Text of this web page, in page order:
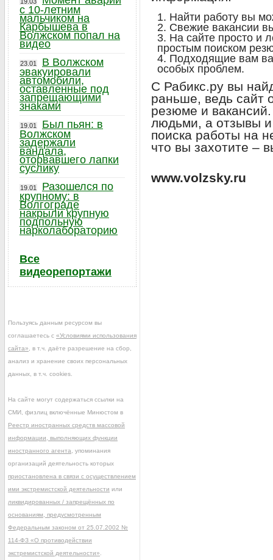
Найти работу вы
Свежие вакансии
На сайте просто и
простым поиском
Подходящие вам
особых проблем.
С Рабикс.ру вы
раньше, ведь сайт
резюме и
людьми, а отзывы
поиска работы на
что вы захотите –
www.volzsky.ru
с 10-летним
мальчиком на
Карбышева в
Волжском попал на
видео
23.01
В Волжском
эвакуировали
автомобили,
оставленные под
запрещающими
знаками
19.01
Был пьян: в
Волжском
задержали
вандала,
оторвавшего лапки
суслику
19.01
Разошелся по
крупному: в
Волгограде
накрыли крупную
подпольную
нарколабораторию
Все
видеорепортажи
Пользуясь данным ресурсом вы
соглашаетесь с «Условиями использования
сайта» , в т.ч. даёте разрешение на сбор,
анализ и хранение своих персональных
данных, в т.ч. cookies.
На сайте могут содержаться ссылки на
СМИ, физлиц включённые Минюстом в
Реестр иностранных средств массовой
информации, выполняющих функции
иностранного агента , упоминания
организаций деятельность которых
приостановлена в связи с осуществлением
ими экстремистской деятельности или
ликвидированных / запрещённых по
основаниям, предусмотренным
Федеральным законом от 25.07.2002 №
114-ФЗ «О противодействии
экстремистской деятельности»